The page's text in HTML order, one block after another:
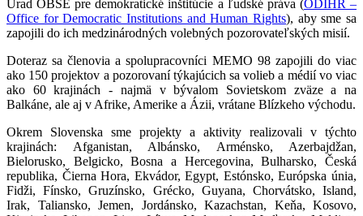
Úrad OBSE pre demokratické inštitúcie a ľudské práva (ODIHR –
Office for Democratic Institutions and Human Rights), aby sme sa
zapojili do ich medzinárodných volebných pozorovateľských misií.
Doteraz sa členovia a spolupracovníci MEMO 98 zapojili do viac
ako 150 projektov a pozorovaní týkajúcich sa volieb a médií vo viac
ako 60 krajinách - najmä v bývalom Sovietskom zväze a na
Balkáne, ale aj v Afrike, Amerike a Ázii, vrátane Blízkeho východu.
Okrem Slovenska sme projekty a aktivity realizovali v týchto
krajinách: Afganistan, Albánsko, Arménsko, Azerbajdžan,
Bielorusko, Belgicko, Bosna a Hercegovina, Bulharsko, Česká
republika, Čierna Hora, Ekvádor, Egypt, Estónsko, Európska únia,
Fidži, Fínsko, Gruzínsko, Grécko, Guyana, Chorvátsko, Island,
Irak, Taliansko, Jemen, Jordánsko, Kazachstan, Keňa, Kosovo,